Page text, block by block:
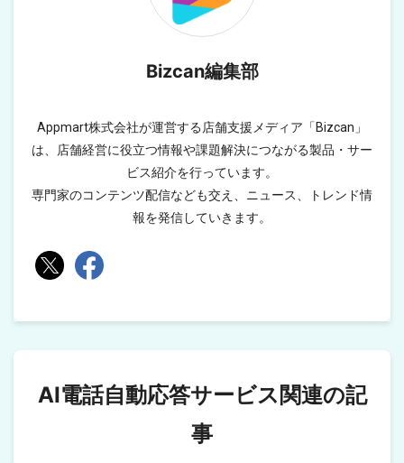
Bizcan編集部
Appmart株式会社が運営する店舗支援メディア「Bizcan」
は、店舗経営に役立つ情報や課題解決につながる製品・サー
ビス紹介を行っています。
専門家のコンテンツ配信なども交え、ニュース、トレンド情
報を発信していきます。
AI電話自動応答サービス関連の記
事